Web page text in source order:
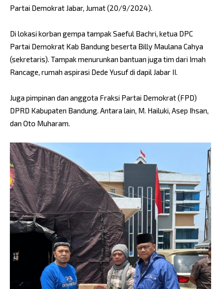
Partai Demokrat Jabar, Jumat (20/9/2024).
Di lokasi korban gempa tampak Saeful Bachri, ketua DPC
Partai Demokrat Kab Bandung beserta Billy Maulana Cahya
(sekretaris). Tampak menurunkan bantuan juga tim dari Imah
Rancage, rumah aspirasi Dede Yusuf di dapil Jabar II.
Juga pimpinan dan anggota Fraksi Partai Demokrat (FPD)
DPRD Kabupaten Bandung. Antara lain, M. Hailuki, Asep Ihsan,
dan Oto Muharam.